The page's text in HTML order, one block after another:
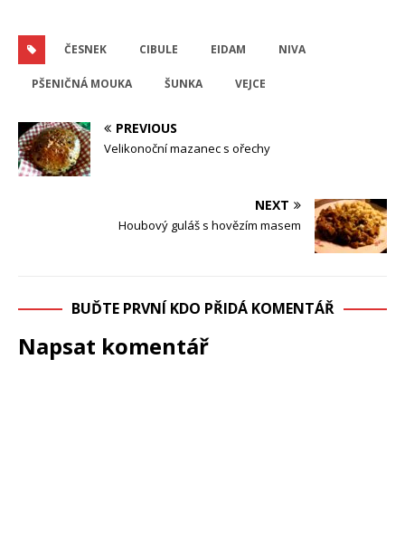
ČESNEK CIBULE EIDAM NIVA
PŠENIČNÁ MOUKA ŠUNKA VEJCE
PREVIOUS
Velikonoční mazanec s ořechy
NEXT
Houbový guláš s hovězím masem
BUĎTE PRVNÍ KDO PŘIDÁ KOMENTÁŘ
Napsat komentář